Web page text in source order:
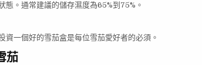
態。通常建議的儲存濕度為65%到75%。
一個好的雪茄盒是每位雪茄愛好者的必須。
茄